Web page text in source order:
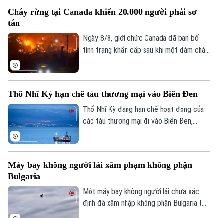
Golf
Sao
Điện ảnh
Thời trang
đến các cuộc đàm phán với Oman.
Cháy rừng tại Canada khiến 20.000 người phải sơ
tán
Ngày 8/8, giới chức Canada đã ban bố
tình trạng khẩn cấp sau khi một đám cháy
Thổ Nhĩ Kỳ hạn chế tàu thương mại vào Biển Đen
Thổ Nhĩ Kỳ đang hạn chế hoạt động của
các tàu thương mại đi vào Biển Đen,
Máy bay không người lái xâm phạm không phận
Bulgaria
Một máy bay không người lái chưa xác
định đã xâm nhập không phận Bulgaria từ